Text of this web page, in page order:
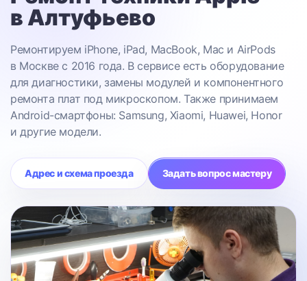
в Алтуфьево
Ремонтируем iPhone, iPad, MacBook, Mac и AirPods
в Москве с 2016 года. В сервисе есть оборудование
для диагностики, замены модулей и компонентного
ремонта плат под микроскопом. Также принимаем
Android-смартфоны: Samsung, Xiaomi, Huawei, Honor
и другие модели.
Адрес и схема проезда Задать вопрос мастеру